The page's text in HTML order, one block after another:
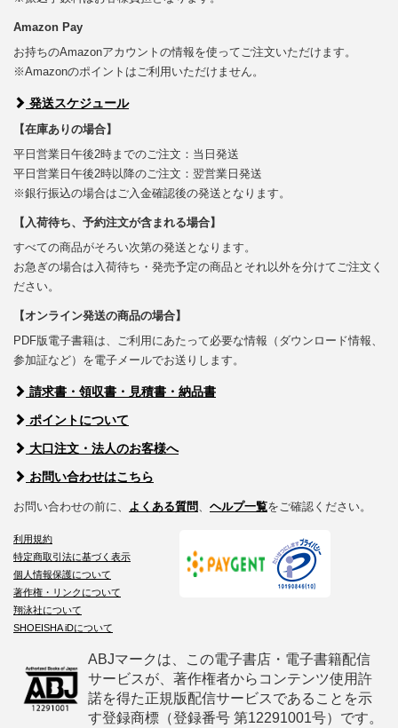
Amazon Pay
お持ちのAmazonアカウントの情報を使ってご注文いただけます。
※Amazonのポイントはご利用いただけません。
発送スケジュール
【在庫ありの場合】
平日営業日午後2時までのご注文：当日発送
平日営業日午後2時以降のご注文：翌営業日発送
※銀行振込の場合はご入金確認後の発送となります。
【入荷待ち、予約注文が含まれる場合】
すべての商品がそろい次第の発送となります。
お急ぎの場合は入荷待ち・発売予定の商品とそれ以外を分けてご注文く
ださい。
【オンライン発送の商品の場合】
PDF版電子書籍は、ご利用にあたって必要な情報（ダウンロード情報、
参加証など）を電子メールでお送りします。
請求書・領収書・見積書・納品書
ポイントについて
大口注文・法人のお客様へ
お問い合わせはこちら
お問い合わせの前に、 よくある質問、 ヘルプ一覧をご確認ください。
利用規約
特定商取引法に基づく表示
個人情報保護について
著作権・リンクについて
翔泳社について
SHOEISHA iDについて
ABJマークは、この電子書店・電子書籍配信
サービスが、著作権者からコンテンツ使用許
諾を得た正規版配信サービスであることを示
す登録商標（登録番号 第12291001号）です。